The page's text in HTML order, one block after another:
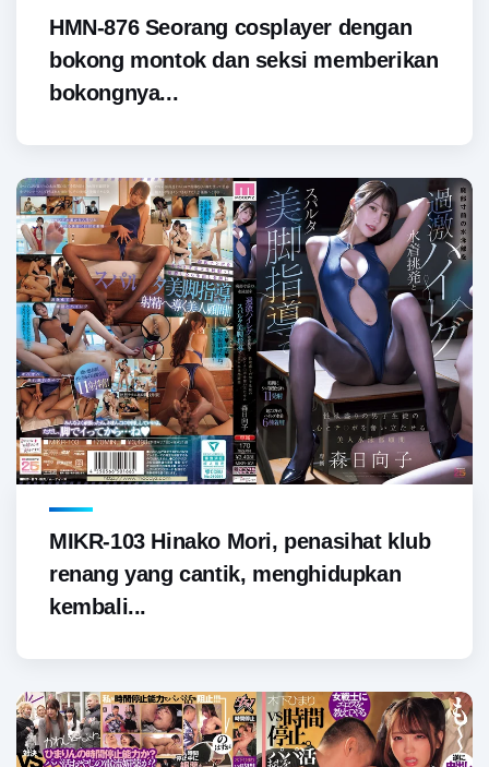
HMN-876 Seorang cosplayer dengan
bokong montok dan seksi memberikan
bokongnya...
MIKR-103 Hinako Mori, penasihat klub
renang yang cantik, menghidupkan
kembali...